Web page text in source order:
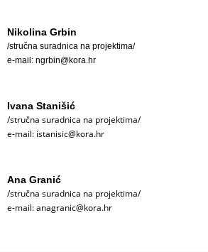
Nikolina Grbin
/stručna suradnica na projektima/
e-mail: ngrbin@kora.hr
Ivana Stanišić
/stručna suradnica na projektima/
e-mail: istanisic@kora.hr
Ana Granić
/stručna suradnica na projektima/
e-mail: anagranic@kora.hr